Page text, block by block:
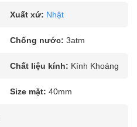
Xuất xứ: Nhật
Chống nước: 3atm
Chất liệu kính: Kính Khoáng
Size mặt: 40mm